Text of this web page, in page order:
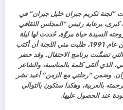
“لجنة تكريم جبران خليل جبران” في
كبرى، برعاية رئيس “المجلس الثقافي
السيدة حياة مروَّة، حُددت لها ليلة
الثلاثاء في 19 تشرين الثاني من عام 1991، طلبت مني اللجنة أن أكتب
التي تضمَّنت برنامج الاحتفال. وقد حضر
الذي ألقى كلمة بالمناسبة، والشاعر
وضمن “رحلتي مع الزمن” أعيد نشر
بالعربية، وهكذا ستكون بالتوالي
عند الحصول عليها.